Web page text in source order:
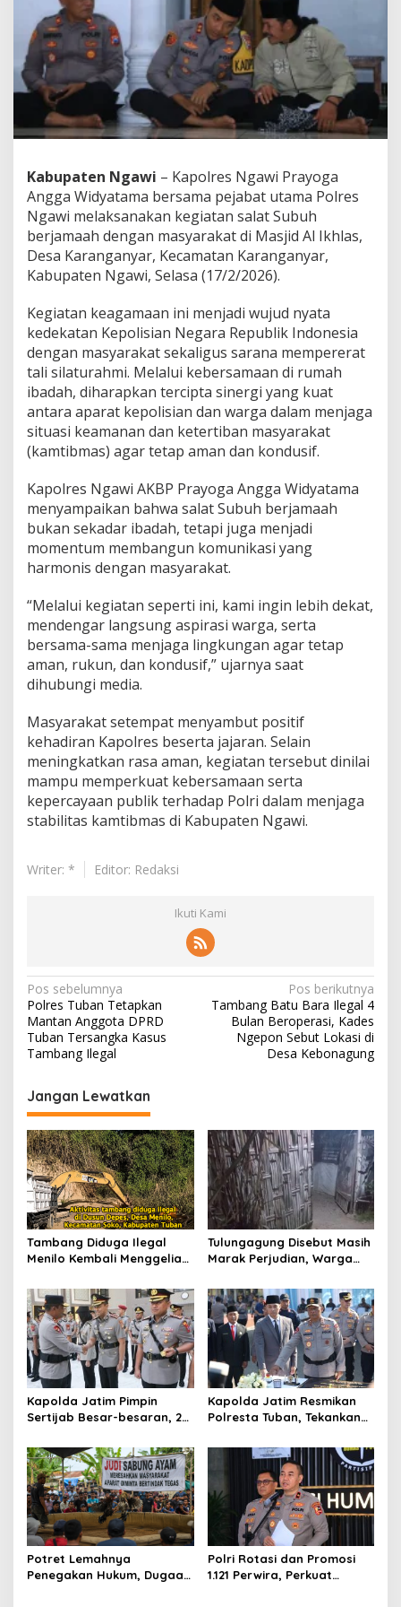
u
u
B
e
a
m
a
a
h
B
e
s
a
m
a
W
a
r
g
a
d
M
a
s
j
i
d
l
k
h
l
a
r
a
n
g
a
n
r
Kabupaten Ngawi – Kapolres Ngawi Prayoga
Angga Widyatama bersama pejabat utama Polres
Ngawi melaksanakan kegiatan salat Subuh
berjamaah dengan masyarakat di Masjid Al Ikhlas,
Desa Karanganyar, Kecamatan Karanganyar,
Kabupaten Ngawi, Selasa (17/2/2026).
Kegiatan keagamaan ini menjadi wujud nyata
kedekatan Kepolisian Negara Republik Indonesia
dengan masyarakat sekaligus sarana mempererat
tali silaturahmi. Melalui kebersamaan di rumah
ibadah, diharapkan tercipta sinergi yang kuat
antara aparat kepolisian dan warga dalam menjaga
situasi keamanan dan ketertiban masyarakat
(kamtibmas) agar tetap aman dan kondusif.
Kapolres Ngawi AKBP Prayoga Angga Widyatama
menyampaikan bahwa salat Subuh berjamaah
bukan sekadar ibadah, tetapi juga menjadi
momentum membangun komunikasi yang
harmonis dengan masyarakat.
“Melalui kegiatan seperti ini, kami ingin lebih dekat,
mendengar langsung aspirasi warga, serta
bersama-sama menjaga lingkungan agar tetap
aman, rukun, dan kondusif,” ujarnya saat
dihubungi media.
Masyarakat setempat menyambut positif
kehadiran Kapolres beserta jajaran. Selain
meningkatkan rasa aman, kegiatan tersebut dinilai
mampu memperkuat kebersamaan serta
kepercayaan publik terhadap Polri dalam menjaga
stabilitas kamtibmas di Kabupaten Ngawi.
Writer: * Editor: Redaksi
Ikuti Kami
N
a
v
g
a
s
i
p
o
s
Pos sebelumnya
Polres Tuban Tetapkan
Mantan Anggota DPRD
Tuban Tersangka Kasus
Tambang Ilegal
Pos berikutnya
Tambang Batu Bara Ilegal 4
Bulan Beroperasi, Kades
Ngepon Sebut Lokasi di
Desa Kebonagung
Jangan Lewatkan
Tambang Diduga Ilegal
Menilo Kembali Menggeliat,
Soroti Dugaan Pembiaran
Tulungagung Disebut Masih
Marak Perjudian, Warga
hingga Usut Dugaan Beking
Kapolda Jatim Pimpin
Sertijab Besar-besaran, 26
Pejabat Utama Berganti
Kapolda Jatim Resmikan
Polresta Tuban, Tekankan
Profesionalisme dan
Pelayanan Publik
Potret Lemahnya
Penegakan Hukum, Dugaan
Polri Rotasi dan Promosi
1.121 Perwira, Perkuat